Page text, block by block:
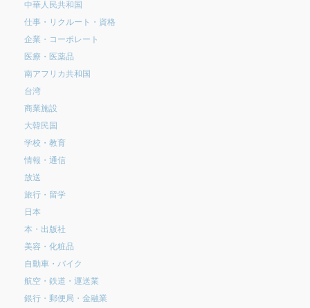
中華人民共和国
仕事・リクルート・資格
企業・コーポレート
医療・医薬品
南アフリカ共和国
台湾
商業施設
大韓民国
学校・教育
情報・通信
放送
旅行・留学
日本
本・出版社
美容・化粧品
自動車・バイク
航空・鉄道・運送業
銀行・郵便局・金融業